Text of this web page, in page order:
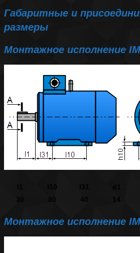
Габаритные и
размеры
Монтажное исполнение
l10
30
80 40
Монтажное исполнение